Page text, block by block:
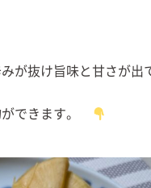
が抜け旨味と甘さが出
ができます。